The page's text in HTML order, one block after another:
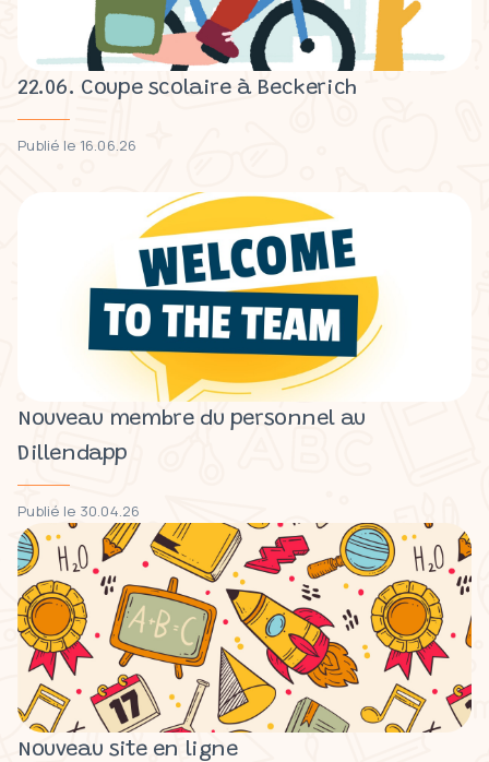
22.06. Coupe scolaire à Beckerich
Publié le 16.06.26
Nouveau membre du personnel au
Dillendapp
Publié le 30.04.26
Nouveau site en ligne